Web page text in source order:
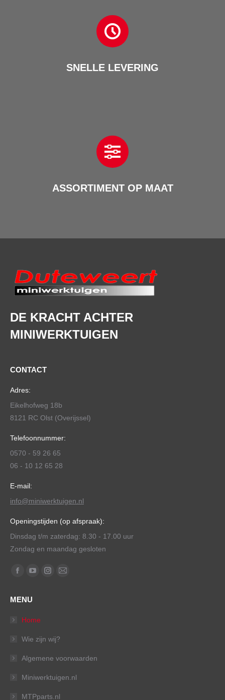
SNELLE LEVERING
ASSORTIMENT OP MAAT
DE KRACHT ACHTER
MINIWERKTUIGEN
CONTACT
Adres:
Eikelhofweg 18b
8121 RC Olst (Overijssel)
Telefoonnummer:
0570 - 59 26 65
06 - 10 12 65 28
E-mail:
info@miniwerktuigen.nl
Openingstijden (op afspraak):
Dinsdag t/m zaterdag: 8.30 - 17.00 uur
Zondag en maandag gesloten
Vind ons op:
Facebook
opens
window
YouTube
opens
window
Instagram
window
Mail
MENU
Home
Wie zijn wij?
Algemene voorwaarden
Miniwerktuigen.nl
MTPparts.nl